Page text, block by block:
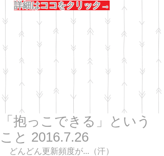
詳細はココをクリック→
「抱っこできる」という
こと 2016.7.26
どんどん更新頻度が...（汗）